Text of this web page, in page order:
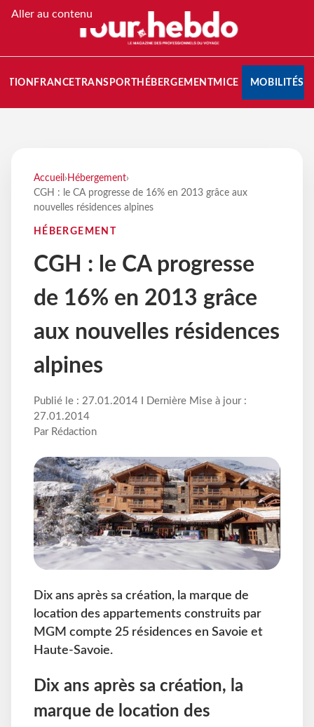
Aller au contenu
FRANCETRANSPORT HÉBERGEMENTMICE MOBILITÉS
Accueil › Hébergement›
CGH : le CA progresse de 16% en 2013 grâce aux
nouvelles résidences alpines
HÉBERGEMENT
CGH : le CA progresse
de 16% en 2013 grâce
aux nouvelles résidences
alpines
Publié le : 27.01.2014 I Dernière Mise à jour :
27.01.2014
Par Rédaction
Dix ans après sa création, la marque de
location des appartements construits par
MGM compte 25 résidences en Savoie et
Haute-Savoie.
Dix ans après sa création, la
marque de location des